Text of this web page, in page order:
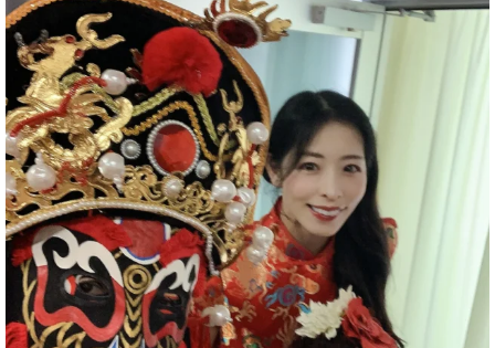
@comedy_illusion · 5 8月
お疲れ様です
YouTubeを更新しました
https://youtu.be/9Vo2WgtDLME @YouTube
#企業公式がお疲れ様を言い合う
#チャンネル登録おねがいします
#愛媛県
#新居浜市
#幸福駅
#別子銅山
#鉱山観光列車
#四国
#愛媛観光